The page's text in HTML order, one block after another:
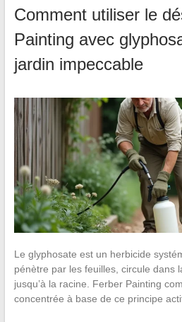
Comment utiliser le
Painting avec
jardin impeccable
Le glyphosate est un herbicide
pénètre par les feuilles, circule dans
jusqu’à la racine. Ferber Painting
concentrée à base de ce principe